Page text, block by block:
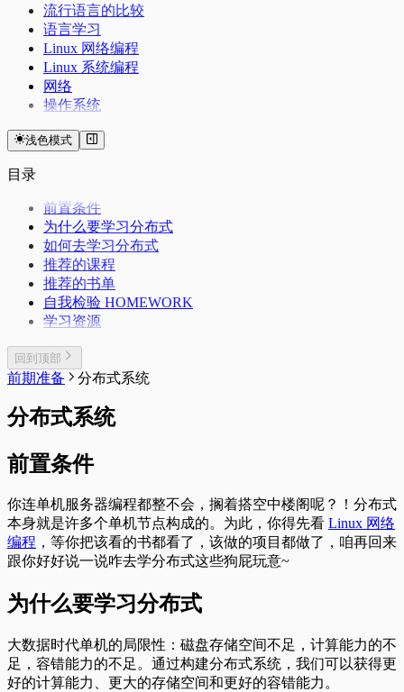
流行语言的比较
语言学习
Linux 网络编程
Linux 系统编程
网络
操作系统
浅色模式
目录
前置条件
为什么要学习分布式
如何去学习分布式
推荐的课程
推荐的书单
自我检验 HOMEWORK
学习资源
回到顶部
前期准备 分布式系统
分布式系统
前置条件
你连单机服务器编程都整不会，搁着搭空中楼阁呢？！分布式
本身就是许多个单机节点构成的。为此，你得先看 Linux 网络
编程 ，等你把该看的书都看了，该做的项目都做了，咱再回来
跟你好好说一说咋去学分布式这些狗屁玩意~
为什么要学习分布式
大数据时代单机的局限性：磁盘存储空间不足，计算能力的不
足，容错能力的不足。通过构建分布式系统，我们可以获得更
好的计算能力、更大的存储空间和更好的容错能力。